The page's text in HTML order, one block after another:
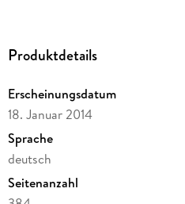
Produktdetails
Erscheinungsdatum
18. Januar 2014
Sprache
deutsch
Seitenanzahl